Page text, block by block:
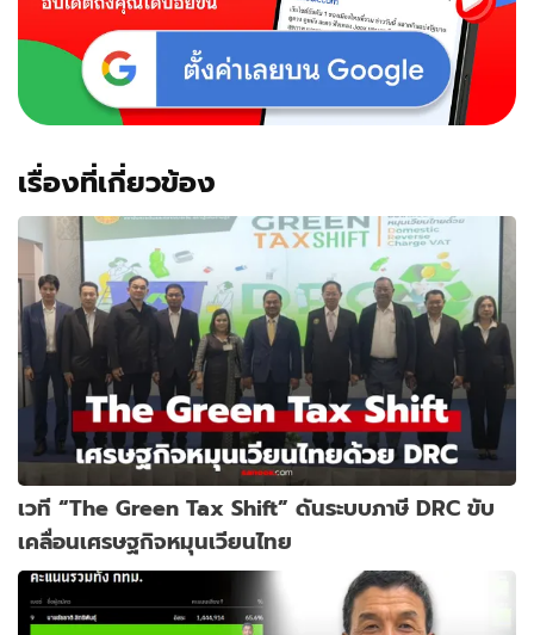
เรื่องที่เกี่ยวข้อง
เวที “The Green Tax Shift” ดันระบบภาษี DRC ขับ
เคลื่อนเศรษฐกิจหมุนเวียนไทย